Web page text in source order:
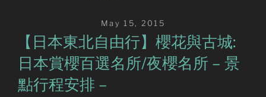
Posted
on
May 15, 2015
【日本東北自由行】櫻花與古城:
日本賞櫻百選名所/夜櫻名所 – 景
點行程安排 –